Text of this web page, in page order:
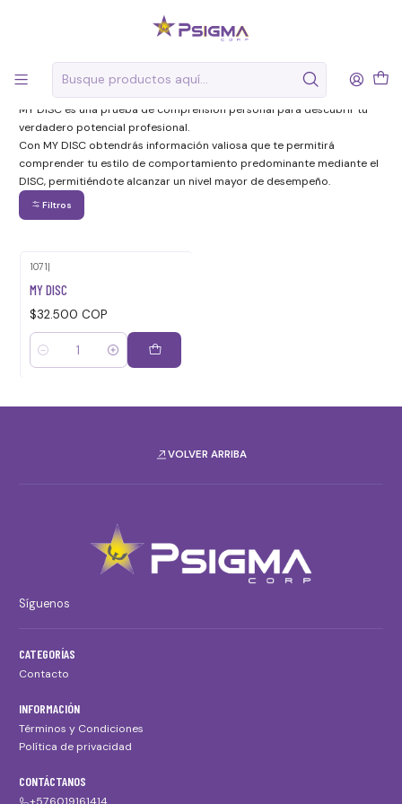
Pruebas de selección
Pruebas de selección
MY DISC es una prueba de comprensión personal para descubrir tu
verdadero potencial profesional.
Con MY DISC obtendrás información valiosa que te permitirá
comprender tu estilo de comportamiento predominante mediante el
DISC, permitiéndote alcanzar un nivel mayor de desempeño.
Filtros
1071|
MY DISC
$32.500 COP
Cantidad
VOLVER ARRIBA
Síguenos
CATEGORÍAS
Contacto
INFORMACIÓN
Términos y Condiciones
Política de privacidad
CONTÁCTANOS